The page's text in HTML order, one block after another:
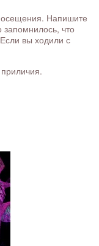
Напишите
запомнилось, что
вы ходили с